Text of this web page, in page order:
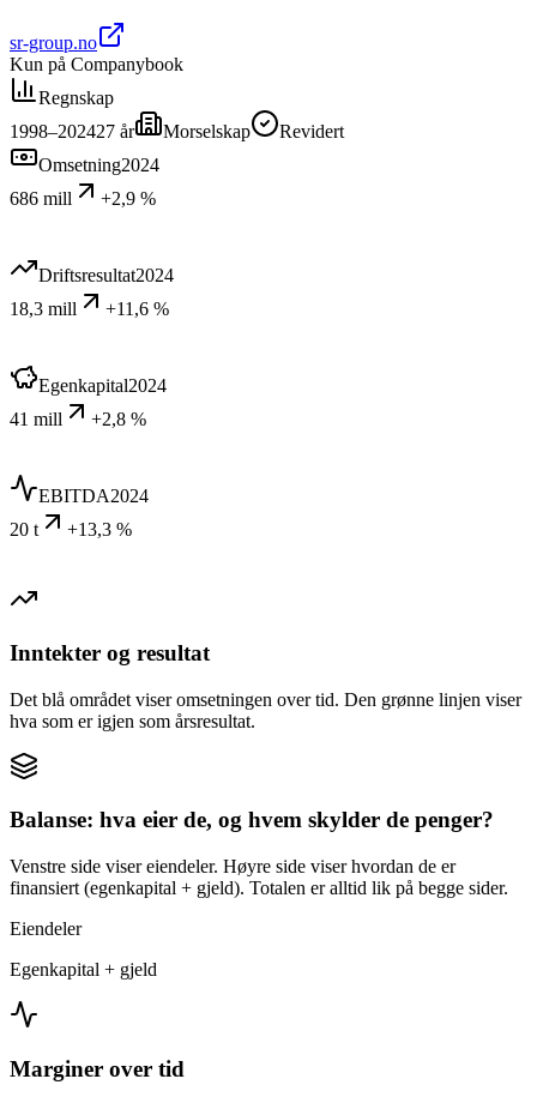
sr-group.no
Kun på Companybook
Regnskap
1998–202427 år Morselskap
Revidert
Omsetning2024
686 mill
+2,9 %
Driftsresultat2024
18,3 mill
+11,6 %
Egenkapital2024
41 mill
+2,8 %
EBITDA2024
20 t
+13,3 %
Inntekter og resultat
Det blå området viser omsetningen over tid. Den grønne linjen viser
hva som er igjen som årsresultat.
Balanse: hva eier de, og hvem skylder de penger?
Venstre side viser eiendeler. Høyre side viser hvordan de er
finansiert (egenkapital + gjeld). Totalen er alltid lik på begge sider.
Eiendeler
Egenkapital + gjeld
Marginer over tid